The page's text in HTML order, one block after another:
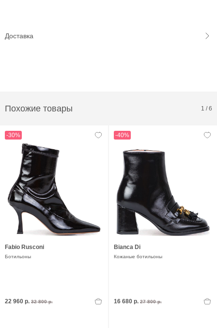
Доставка
Похожие товары 1 /6
-30%
Fabio Rusconi
Ботильоны
22 960 р. 32 800 р.
-40%
Bianca Di
Кожаные ботильоны
16 680 р. 27 800 р.